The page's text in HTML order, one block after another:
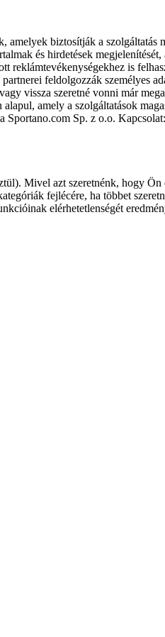
biztosítják a szolgáltatás
és hirdetések
reklámtevékenységekhez is
feldolgozzák személyes
vissza szeretné vonni már
amely a szolgáltatások
Sportano.com Sp. z o.o. Kapcsolat:
Mivel azt szeretnénk, hogy Ön
fejlécére, ha többet
elérhetetlenségét